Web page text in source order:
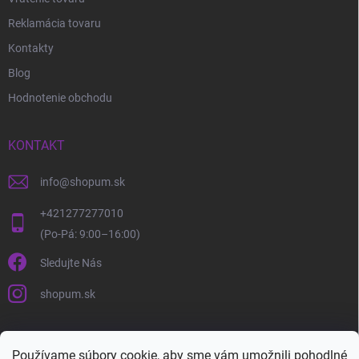
Používame súbory cookie, aby sme vám umožnili pohodlné
Reklamácia tovaru
Kontakty
Blog
Hodnotenie obchodu
KONTAKT
info@shopum.sk
+421277277010
Sledujte Nás
shopum.sk